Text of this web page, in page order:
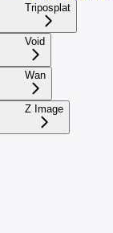
Triposplat
Void
Wan
Z Image